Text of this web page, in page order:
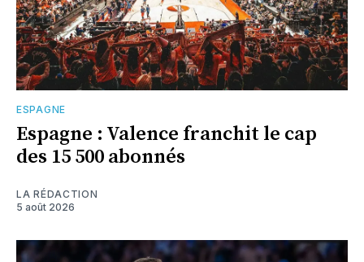
ESPAGNE
Espagne : Valence franchit le cap
des 15 500 abonnés
LA RÉDACTION
5 août 2026